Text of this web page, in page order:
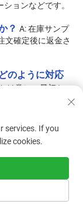
ョンなどです。
？ A: 在庫サンプ
文確定後に返金さ
のように対応
は常に、最初か
の各認証を取得
ですか？
ドバイザー、
す。
いつでもオンライ
services. If you
cookies.